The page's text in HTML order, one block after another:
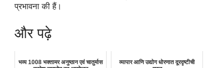
प्रभावना की हैं।
और पढ़े
भव्य 1008 भक्तामर अनुष्ठान एवं चातुर्मास
व्यापार आणि उद्योग धोरणात दूरदृष्टीची